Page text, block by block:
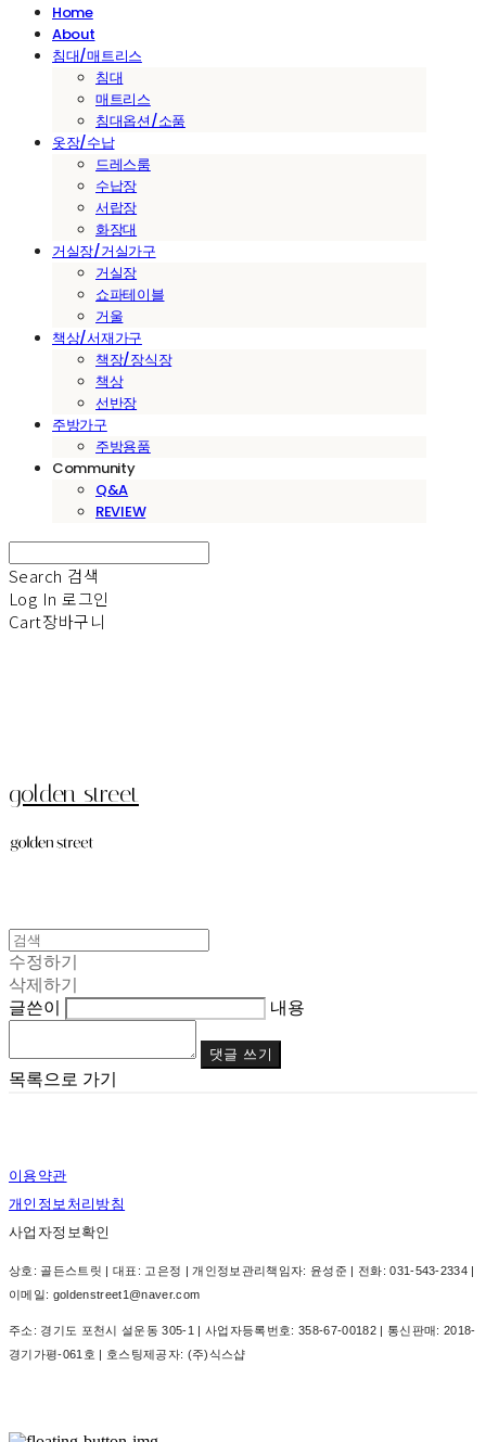
Home
About
침대/매트리스
침대
매트리스
침대옵션/소품
옷장/수납
드레스룸
수납장
서랍장
화장대
거실장/거실가구
거실장
쇼파테이블
거울
책상/서재가구
책장/장식장
책상
선반장
주방가구
주방용품
Community
Q&A
REVIEW
Search 검색
Log In 로그인
Cart장바구니
golden street
수정하기
삭제하기
글쓴이
내용
댓글 쓰기
목록으로 가기
이용약관
개인정보처리방침
사업자정보확인
상호: 골든스트릿 | 대표: 고은정 | 개인정보관리책임자: 윤성준 | 전화: 031-543-2334 |
이메일: goldenstreet1@naver.com
주소: 경기도 포천시 설운동 305-1 | 사업자등록번호: 358-67-00182| 통신판매: 2018-
경기가평-061호 | 호스팅제공자: (주)식스샵